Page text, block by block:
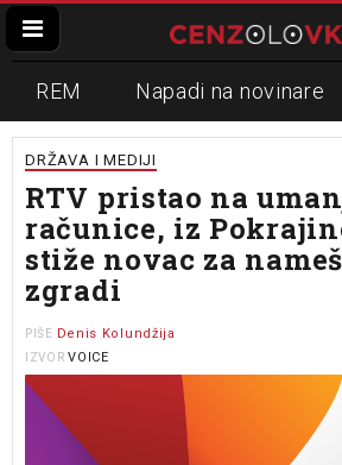
REM Napadi na novinare
Zvučni top
Propaganda Lokalni
Informer Slavko Ćuruvija
DRŽAVA I MEDIJI
RTV pristao na
računice, iz
stiže novac za
zgradi
PIŠE Denis Kolundžija
IZVOR VOICE